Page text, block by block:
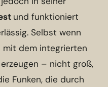
und funktioniert
Selbst wenn
mit dem integrierten
– nicht groß,
Funken, die durch